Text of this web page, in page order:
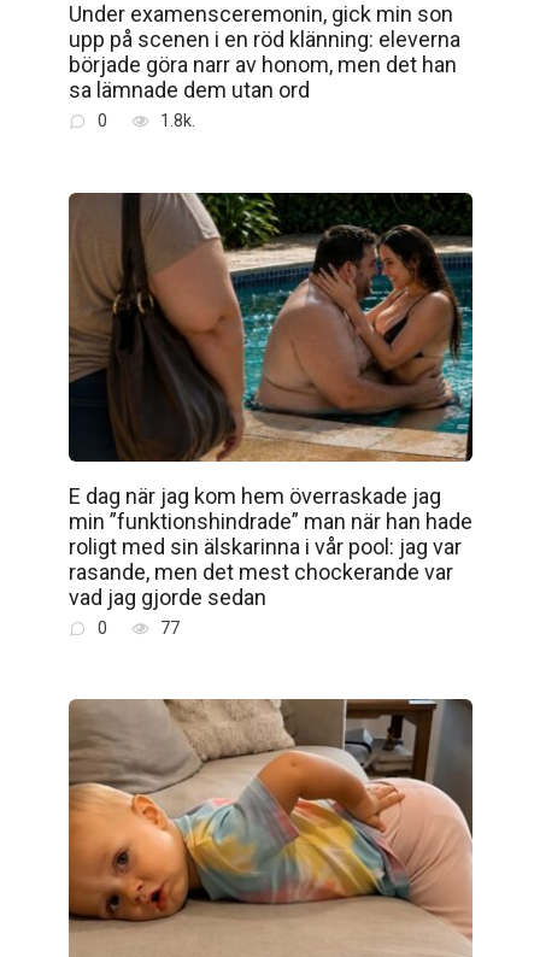
Under examensceremonin, gick min son
upp på scenen i en röd klänning: eleverna
började göra narr av honom, men det han
sa lämnade dem utan ord
0 1.8k.
E dag när jag kom hem överraskade jag
min ”funktionshindrade” man när han hade
roligt med sin älskarinna i vår pool: jag var
rasande, men det mest chockerande var
vad jag gjorde sedan
0 77